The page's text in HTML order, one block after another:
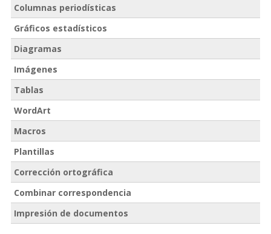
Columnas periodísticas
Gráficos estadísticos
Diagramas
Imágenes
Tablas
WordArt
Macros
Plantillas
Corrección ortográfica
Combinar correspondencia
Impresión de documentos